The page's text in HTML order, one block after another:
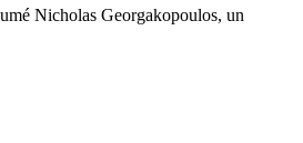
Nicholas Georgakopoulos, un